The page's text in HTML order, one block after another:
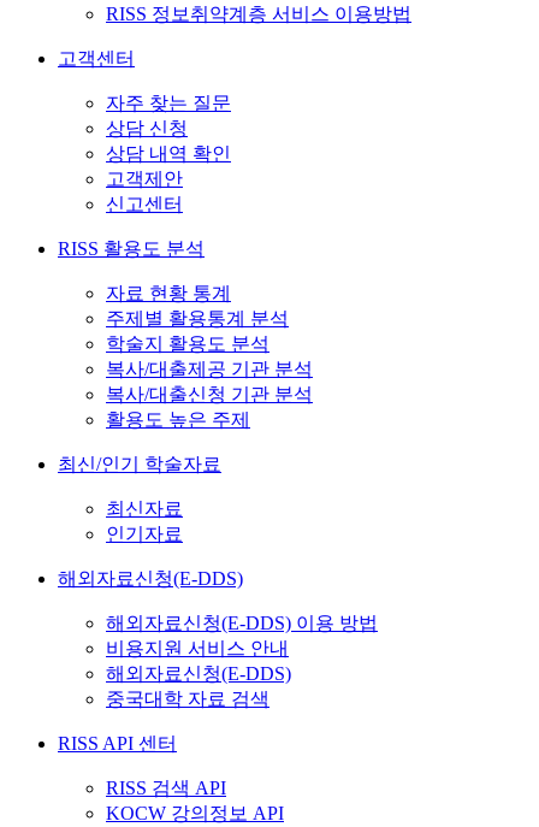
RISS 정보취약계층 서비스 이용방법
고객센터
자주 찾는 질문
상담 신청
상담 내역 확인
고객제안
신고센터
RISS 활용도 분석
자료 현황 통계
주제별 활용통계 분석
학술지 활용도 분석
복사/대출제공 기관 분석
복사/대출신청 기관 분석
활용도 높은 주제
최신/인기 학술자료
최신자료
인기자료
해외자료신청(E-DDS)
해외자료신청(E-DDS) 이용 방법
비용지원 서비스 안내
해외자료신청(E-DDS)
중국대학 자료 검색
RISS API 센터
RISS 검색 API
KOCW 강의정보 API